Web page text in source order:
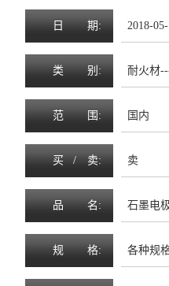
日 期: 2018-
类 别: 耐火材
范 围 : 国内
买 / 卖: 卖
品 名 : 石墨电
规 格: 各种规